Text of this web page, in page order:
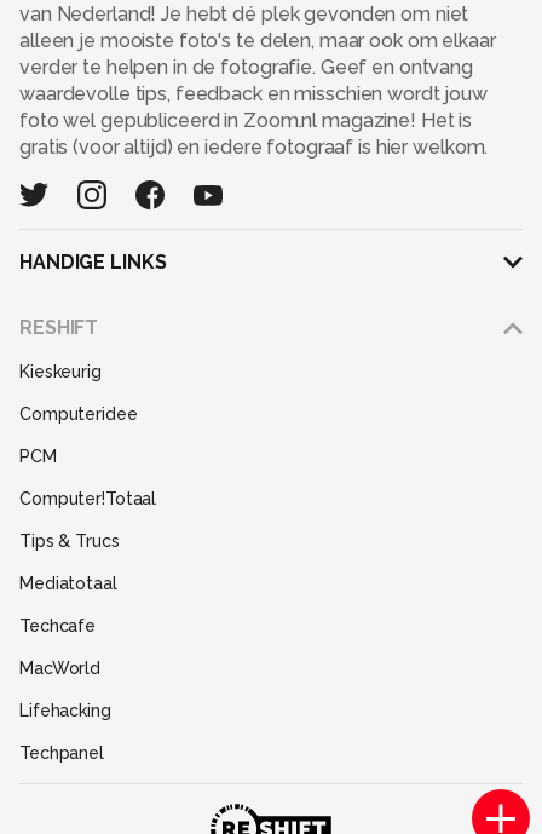
van Nederland! Je hebt dé plek gevonden om niet
alleen je mooiste foto's te delen, maar ook om elkaar
verder te helpen in de fotografie. Geef en ontvang
waardevolle tips, feedback en misschien wordt jouw
foto wel gepubliceerd in Zoom.nl magazine! Het is
gratis (voor altijd) en iedere fotograaf is hier welkom.
HANDIGE LINKS
RESHIFT
Kieskeurig
Computeridee
PCM
Computer!Totaal
Tips & Trucs
Mediatotaal
Techcafe
MacWorld
Lifehacking
Techpanel